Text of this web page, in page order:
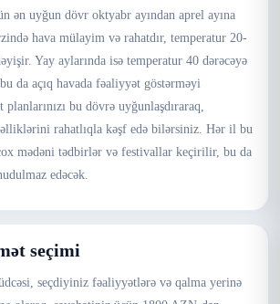
ən uyğun dövr oktyabr ayından aprel ayına
hava mülayim və rahatdır, temperatur 20-
Yay aylarında isə temperatur 40 dərəcəyə
da açıq havada fəaliyyət göstərməyi
bu dövrə uyğunlaşdıraraq,
rahatlıqla kəşf edə bilərsiniz. Hər il bu
mədəni tədbirlər və festivallar keçirilir, bu da
edəcək.
seçimi
seçdiyiniz fəaliyyətlərə və qalma yerinə